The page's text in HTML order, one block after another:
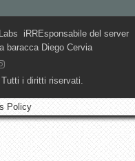
iRREsponsabile del server
baracca Diego Cervia
i diritti riservati.
Policy